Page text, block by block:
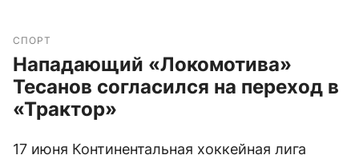
СПОРТ
Нападающий «Локомотива»
Тесанов согласился на переход в
«Трактор»
17 июня Континентальная хоккейная лига